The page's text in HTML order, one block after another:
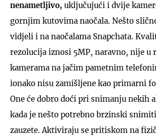
nenametljivo, uključujući i dvije
gornjim kutovima naočala. Nešto
vidjeli i na naočalama Snapchata.
rezolucija iznosi 5MP, naravno, nije u
kamerama na jačim pametnim
ionako nisu zamišljene kao primarni
One će dobro doći pri snimanju nekih
kada je nešto potrebno brzinski
zauzete. Aktiviraju se pritiskom na